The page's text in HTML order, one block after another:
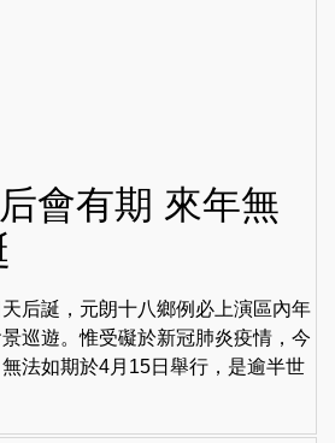
會有期 來年無
后誕，元朗十八鄉例必上演區內年
巡遊。惟受礙於新冠肺炎疫情，今
法如期於4月15日舉行，是逾半世